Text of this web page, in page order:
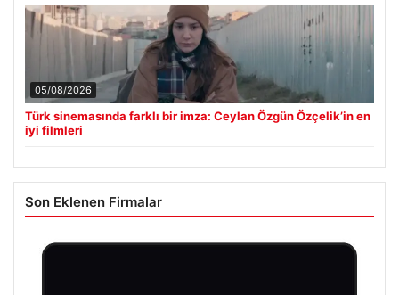
05/08/2026
Türk sinemasında farklı bir imza: Ceylan Özgün Özçelik’in en
iyi filmleri
Son Eklenen Firmalar